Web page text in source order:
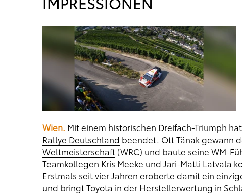
Wien. Mit einem historischen Dreifach-Triumph
Rallye Deutschland beendet. Ott Tänak gewann
Weltmeisterschaft(WRC) und baute seine WM-
Teamkollegen Kris Meeke und Jari-Matti Latvala
Erstmals seit vier Jahren eroberte damit ein
und bringt Toyota in der Herstellerwertung in